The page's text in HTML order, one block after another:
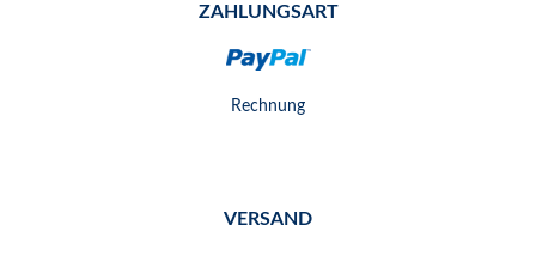
ZAHLUNGSART
Rechnung
VERSAND